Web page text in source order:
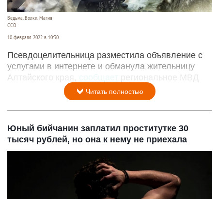
Ведьма. Волки. Магия
ССО
10 февраля 2022 в 10:30
Псевдоцелительница разместила объявление с
услугами в интернете и обманула жительницу
Алтайского края,
сообщает региональное МВД
Читать полностью
Юный бийчанин заплатил проститутке 30
тысяч рублей, но она к нему не приехала